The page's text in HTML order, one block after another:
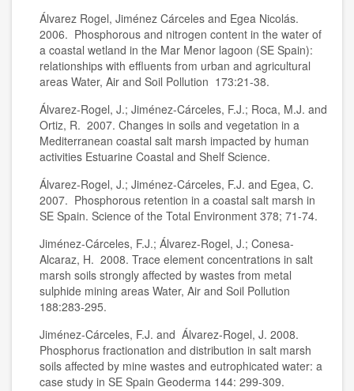
Álvarez Rogel, Jiménez Cárceles and Egea Nicolás.
2006. Phosphorous and nitrogen content in the water of
a coastal wetland in the Mar Menor lagoon (SE Spain):
relationships with effluents from urban and agricultural
areas Water, Air and Soil Pollution 173:21-38.
Álvarez-Rogel, J.; Jiménez-Cárceles, F.J.; Roca, M.J. and
Ortiz, R. 2007. Changes in soils and vegetation in a
Mediterranean coastal salt marsh impacted by human
activities Estuarine Coastal and Shelf Science.
Álvarez-Rogel, J.; Jiménez-Cárceles, F.J. and Egea, C.
2007. Phosphorous retention in a coastal salt marsh in
SE Spain. Science of the Total Environment 378; 71-74.
Jiménez-Cárceles, F.J.; Álvarez-Rogel, J.; Conesa-
Alcaraz, H. 2008. Trace element concentrations in salt
marsh soils strongly affected by wastes from metal
sulphide mining areas Water, Air and Soil Pollution
188:283-295.
Jiménez-Cárceles, F.J. and Álvarez-Rogel, J. 2008.
Phosphorus fractionation and distribution in salt marsh
soils affected by mine wastes and eutrophicated water: a
case study in SE Spain Geoderma 144: 299-309.